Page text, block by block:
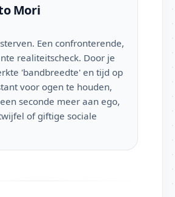
Mori
Een confronterende,
realiteitscheck. Door je
'bandbreedte' en tijd op
voor ogen te houden,
seconde meer aan ego,
of giftige sociale